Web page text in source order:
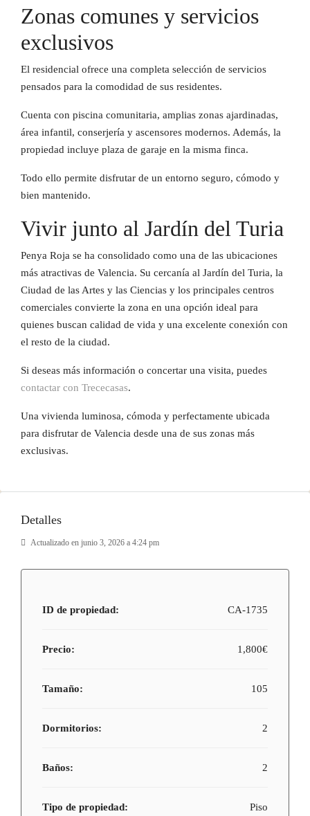
Zonas comunes y servicios
exclusivos
El residencial ofrece una completa selección de servicios
pensados para la comodidad de sus residentes.
Cuenta con piscina comunitaria, amplias zonas ajardinadas,
área infantil, conserjería y ascensores modernos. Además, la
propiedad incluye plaza de garaje en la misma finca.
Todo ello permite disfrutar de un entorno seguro, cómodo y
bien mantenido.
Vivir junto al Jardín del Turia
Penya Roja se ha consolidado como una de las ubicaciones
más atractivas de Valencia. Su cercanía al Jardín del Turia, la
Ciudad de las Artes y las Ciencias y los principales centros
comerciales convierte la zona en una opción ideal para
quienes buscan calidad de vida y una excelente conexión con
el resto de la ciudad.
Si deseas más información o concertar una visita, puedes
contactar con Trececasas.
Una vivienda luminosa, cómoda y perfectamente ubicada
para disfrutar de Valencia desde una de sus zonas más
exclusivas.
Detalles
Actualizado en junio 3, 2026 a 4:24 pm
ID de propiedad: CA-1735
Precio: 1,800€
Tamaño: 105
Dormitorios: 2
Baños: 2
Tipo de propiedad: Piso